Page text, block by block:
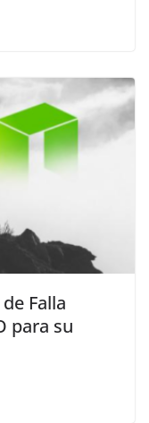
Falla
para su